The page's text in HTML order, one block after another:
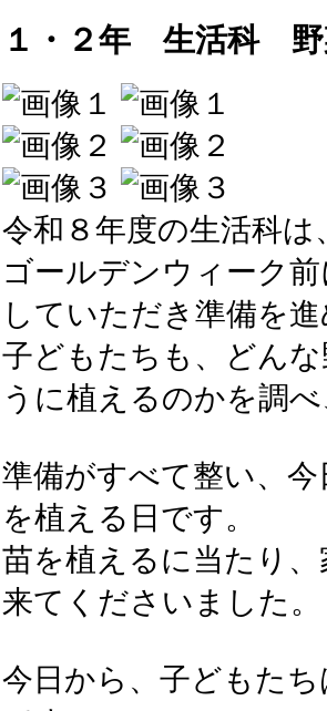
１・２年 生活科 野
令和８年度の生活科
ゴールデンウィーク
していただき準備を
子どもたちも、どん
うに植えるのかを調
準備がすべて整い、
を植える日です。
苗を植えるに当たり
来てくださいました。
今日から、子どもた